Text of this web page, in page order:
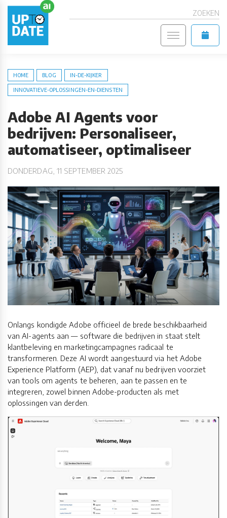
ZOEKEN
HOME BLOG IN-DE-KIJKER
INNOVATIEVE-OPLOSSINGEN-EN-DIENSTEN
Adobe AI Agents voor
bedrijven: Personaliseer,
automatiseer, optimaliseer
DONDERDAG, 11 SEPTEMBER 2025
Onlangs kondigde Adobe officieel de brede beschikbaarheid
van AI-agents aan — software die bedrijven in staat stelt
klantbeleving en marketingcampagnes radicaal te
transformeren. Deze AI wordt aangestuurd via het Adobe
Experience Platform (AEP), dat vanaf nu bedrijven voorziet
van tools om agents te beheren, aan te passen en te
integreren, zowel binnen Adobe-producten als met
oplossingen van derden.